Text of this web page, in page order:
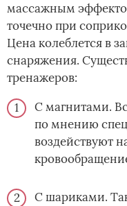
массажным
точечно при
Цена колеблется в
снаряжения.
тренажеров:
С магнитами.
по мнению
воздействуют
С шариками.